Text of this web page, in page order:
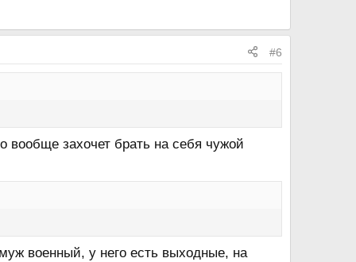
#6
вообще захочет брать на себя чужой
военный, у него есть выходные, на